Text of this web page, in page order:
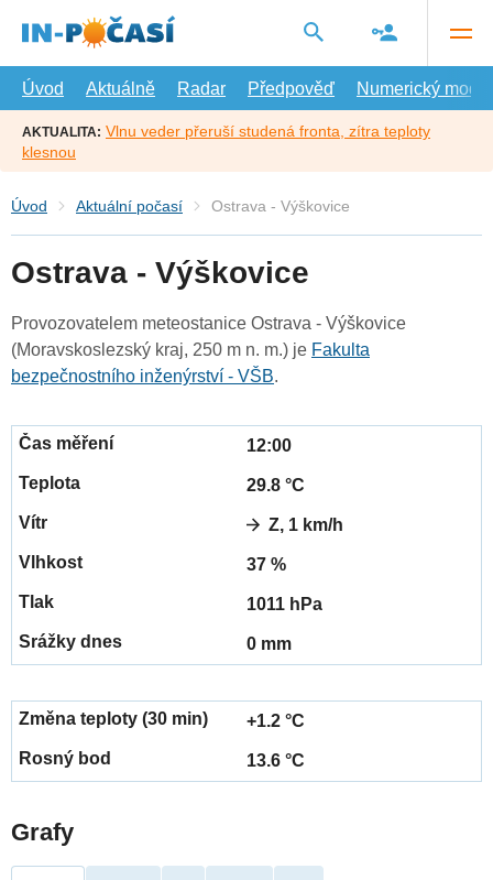
hlavní
Úvod
Aktuálně Radar Předpověď Numerický model
AKTUALITA: Vlnu veder přeruší studená fronta, zítra teploty
klesnou
Úvod Aktuální počasí Ostrava - Výškovice
Ostrava - Výškovice
Provozovatelem meteostanice Ostrava - Výškovice
(Moravskoslezský kraj, 250 m n. m.) je Fakulta
bezpečnostního inženýrství - VŠB.
12:00
29.8 °C
Z, 1 km/h
37 %
1011 hPa
0 mm
+1.2 °C
13.6 °C
Grafy